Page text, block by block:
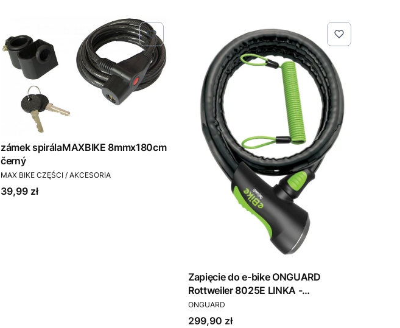
zámek spirálaMAXBIKE 8mmx180cm
černý
PRODUCENT
MAX BIKE CZĘŚCI / AKCESORIA
Cena
39,99 zł
Zapięcie do e-bike ONGUARD
Rottweiler 8025E LINKA -
25mm*180cm - 5 x Klucze z kodem
(NEW)
PRODUCENT
ONGUARD
Cena
299,90 zł